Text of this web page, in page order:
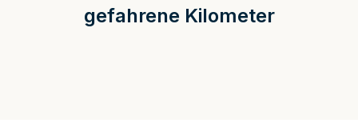
gefahrene Kilometer